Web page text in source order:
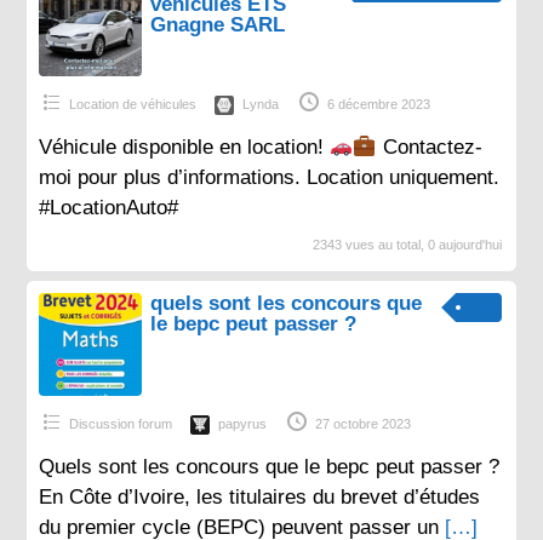
Gnagne SARL
Location de véhicules Lynda 6 décembre 2023
Véhicule disponible en location!
Contactez-
moi pour plus d’informations. Location uniquement.
#LocationAuto#
2343 vues au total, 0 aujourd'hui
quels sont les concours que
le bepc peut passer ?
Discussion forum papyrus 27 octobre 2023
Quels sont les concours que le bepc peut passer ?
En Côte d’Ivoire, les titulaires du brevet d’études
du premier cycle (BEPC) peuvent passer un […]